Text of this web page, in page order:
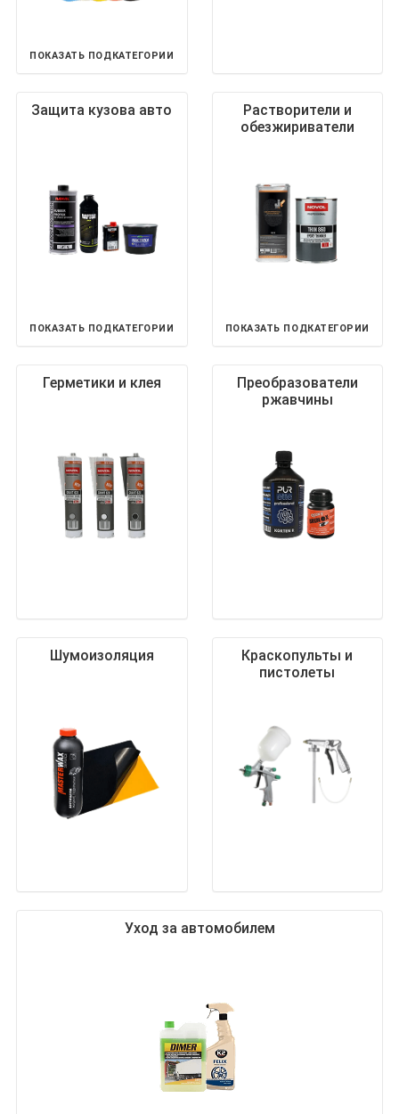
ПОКАЗАТЬ ПОДКАТЕГОРИИ
Защита кузова авто
ПОКАЗАТЬ ПОДКАТЕГОРИИ
Растворители и
обезжириватели
ПОКАЗАТЬ ПОДКАТЕГОРИИ
Герметики и клея
Преобразователи
ржавчины
Шумоизоляция
Краскопульты и
пистолеты
Уход за автомобилем